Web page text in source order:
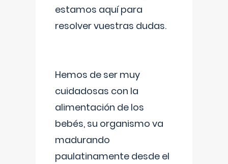
estamos aquí para
resolver vuestras dudas.
Hemos de ser muy
cuidadosas con la
alimentación de los
bebés, su organismo va
madurando
paulatinamente desde el